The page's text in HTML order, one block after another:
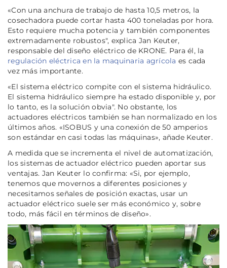
«Con una anchura de trabajo de hasta 10,5 metros, la
cosechadora puede cortar hasta 400 toneladas por hora.
Esto requiere mucha potencia y también componentes
extremadamente robustos", explica Jan Keuter,
responsable del diseño eléctrico de KRONE. Para él, la
regulación eléctrica en la maquinaria agrícola es cada
vez más importante.
«El sistema eléctrico compite con el sistema hidráulico.
El sistema hidráulico siempre ha estado disponible y, por
lo tanto, es la solución obvia". No obstante, los
actuadores eléctricos también se han normalizado en los
últimos años. «ISOBUS y una conexión de 50 amperios
son estándar en casi todas las máquinas», añade Keuter.
A medida que se incrementa el nivel de automatización,
los sistemas de actuador eléctrico pueden aportar sus
ventajas. Jan Keuter lo confirma: «Si, por ejemplo,
tenemos que movernos a diferentes posiciones y
necesitamos señales de posición exactas, usar un
actuador eléctrico suele ser más económico y, sobre
todo, más fácil en términos de diseño».